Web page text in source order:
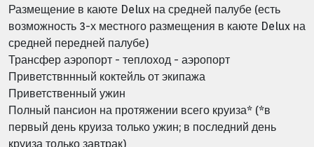
Размещение в каюте Delux на средней палубе (есть
возможность 3-х местного размещения в каюте Delux на
средней передней палубе)
Трансфер аэропорт - теплоход - аэропорт
Приветствннный коктейль от экипажа
Приветственный ужин
Полный пансион на протяжении всего круиза* (*в
первый день круиза только ужин; в последний день
круиза только завтрак)